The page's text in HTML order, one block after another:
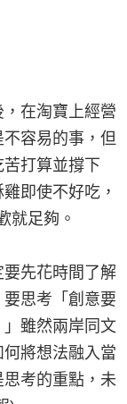
在淘寶上經營
容易的事，但
打算並撐下
即使不好吃，
就足夠。
先花時間了解
思考「創意要
雖然兩岸同文
將想法融入當
考的重點，未